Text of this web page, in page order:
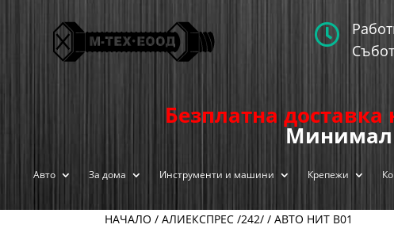

Безплатна доставка
Авто За дома Инструменти и машини Крепежи
НАЧАЛО / АЛИЕКСПРЕС /242/ / АВТО НИТ B01